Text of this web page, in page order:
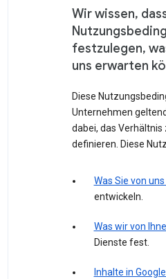
Wir wissen,
festzulegen,
uns erwarten
Diese
Unternehmen
dabei, das Verhältnis
definieren. Diese
Was Sie von
entwickeln.
Was wir von
Dienste fest.
Inhalte in